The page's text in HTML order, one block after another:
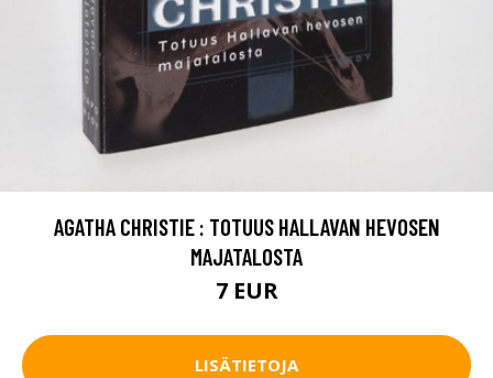
AGATHA CHRISTIE : TOTUUS HALLAVAN HEVOSEN
MAJATALOSTA
7 EUR
LISÄTIETOJA